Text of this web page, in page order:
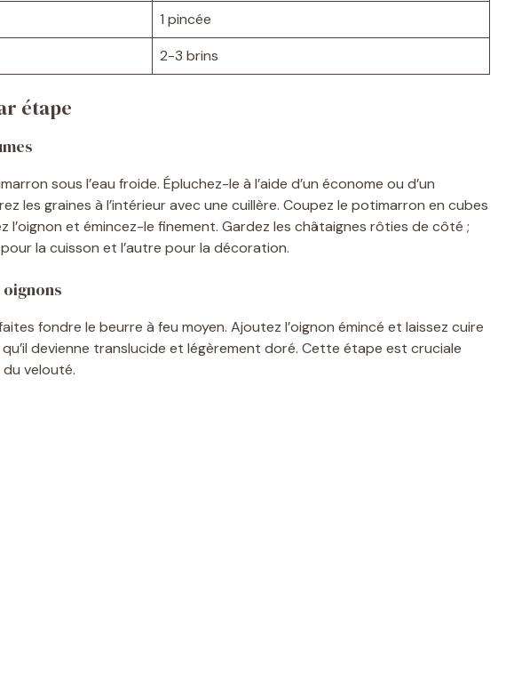
1 pincée
2-3 brins
étape
sous l’eau froide. Épluchez-le à l’aide d’un économe ou d’un
les graines à l’intérieur avec une cuillère. Coupez le potimarron en cubes
l’oignon et émincez-le finement. Gardez les châtaignes rôties de côté ;
la cuisson et l’autre pour la décoration.
fondre le beurre à feu moyen. Ajoutez l’oignon émincé et laissez cuire
qu’il devienne translucide et légèrement doré. Cette étape est cruciale
velouté.